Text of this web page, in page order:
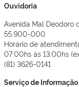
Ouvidoria
Avenida Mal Deodoro
55.900-000
Horário de
07:00hs às 13:00hs
(81) 3626-0141
Serviço de